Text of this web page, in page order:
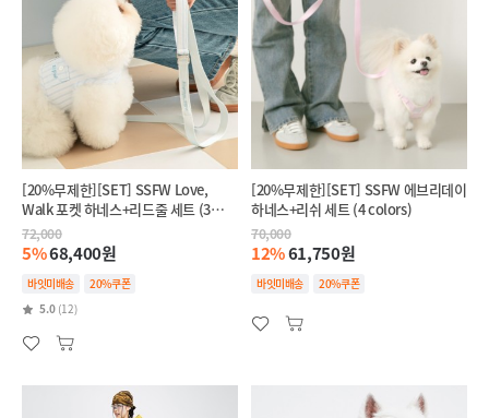
[20%무제한][SET] SSFW Love,
Walk 포켓 하네스+리드줄 세트 (3
colors)
72,000
5%68,400원
바잇미배송
20%쿠폰
5.0 (12)
[20%무제한][SET] SSFW 에브리데이
하네스+리쉬 세트 (4 colors)
70,000
12%61,750원
바잇미배송 20%쿠폰